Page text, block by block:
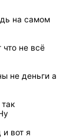
на самом
что не всё
не деньги а
вот я